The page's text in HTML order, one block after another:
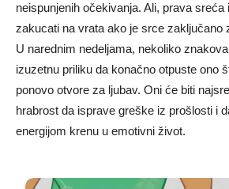
neispunjenih očekivanja. Ali, prava sreća
zakucati na vrata ako je srce zaključano
U narednim nedeljama, nekoliko
izuzetnu priliku da konačno otpuste ono
ponovo otvore za ljubav. Oni će biti
hrabrost da isprave greške iz prošlosti i
energijom krenu u emotivni život.